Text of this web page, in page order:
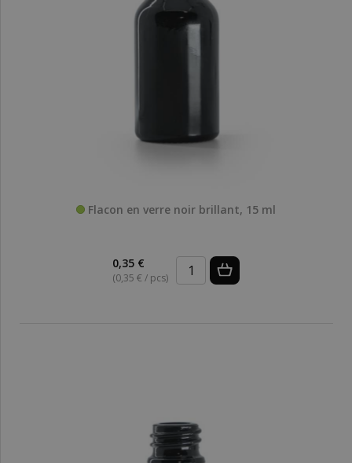
Flacon en verre noir brillant, 15 ml
0,35 €
(0,35 € / pcs)